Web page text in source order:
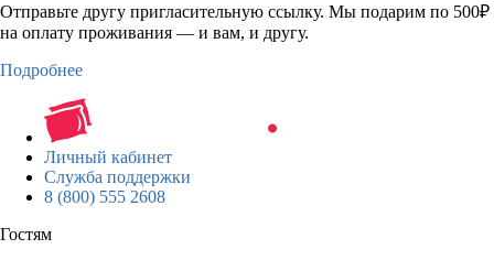
Отправьте другу пригласительную ссылку. Мы подарим по 500₽
на оплату проживания — и вам, и другу.
Подробнее
Личный кабинет
Служба поддержки
8 (800) 555 2608
Гостям